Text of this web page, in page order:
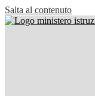
Salta al contenuto